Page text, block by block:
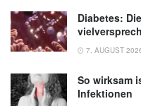
Diabetes:
7. AUGUST
So wirksam
Infektionen